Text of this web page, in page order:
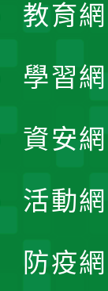
教育
學習
資安
活動
防疫